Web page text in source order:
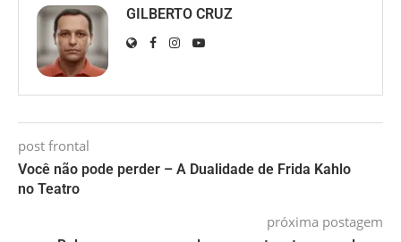
GILBERTO CRUZ
post frontal
Você não pode perder – A Dualidade de Frida Kahlo
no Teatro
próxima postagem